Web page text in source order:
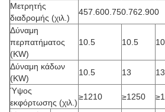
Μετρητής
διαδρομής (χιλ.)
457.600.750.762.900
Δύναμη
περπατήματος
(KW)
10.5 10.5
Δύναμη κάδων
(KW)
10.5 13 13
Ύψος
εκφόρτωσης (χιλ.)
≥1210 ≥1250